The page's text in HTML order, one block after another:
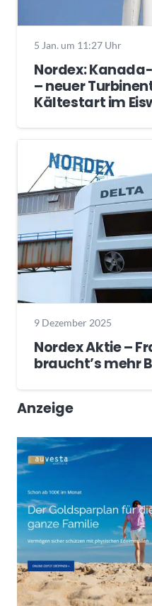
5 Jan. um 11:27 Uhr
Nordex:
– neuer
Kältestart im
9 Dezember 2025
Nordex Aktie –
braucht’s mehr
Anzeige